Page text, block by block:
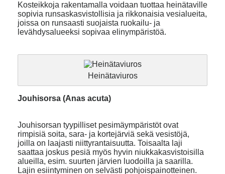
Kosteikkoja rakentamalla voidaan tuottaa heinätaville
sopivia runsaskasvistollisia ja rikkonaisia vesialueita,
joissa on runsaasti suojaista ruokailu- ja
levähdysalueeksi sopivaa elinympäristöä.
Heinätaviuros
Jouhisorsa (Anas acuta)
Jouhisorsan tyypilliset pesimäympäristöt ovat
rimpisiä soita, sara- ja kortejärviä sekä vesistöjä,
joilla on laajasti niittyrantaisuutta. Toisaalta laji
saattaa joskus pesiä myös hyvin niukkakasvistoisilla
alueilla, esim. suurten järvien luodoilla ja saarilla.
Lajin esiintyminen on selvästi pohjoispainotteinen.